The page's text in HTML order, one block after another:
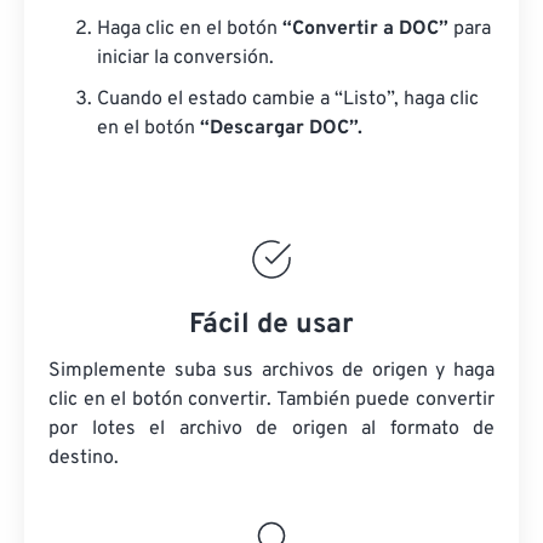
Haga clic en el botón “Convertir a DOC” para
iniciar la conversión.
Cuando el estado cambie a “Listo”, haga clic
en el botón “Descargar DOC”.
Fácil de usar
Simplemente suba sus archivos de origen y haga
clic en el botón convertir. También puede convertir
por lotes el archivo de origen al formato de
destino.